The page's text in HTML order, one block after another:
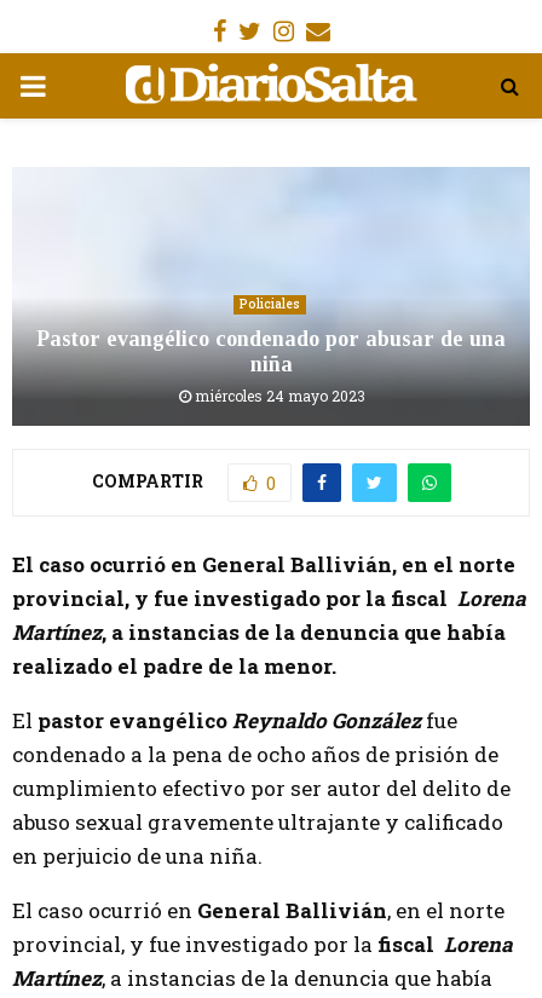
Facebook
Gorjeo
Instagram
Email
MENÚ
Policiales
Pastor evangélico condenado por abusar de una
niña
miércoles 24 mayo 2023
COMPARTIR 0
El caso ocurrió en General Ballivián, en el norte
provincial, y fue investigado por la fiscal Lorena
Martínez, a instancias de la denuncia que había
realizado el padre de la menor.
El pastor evangélicoReynaldo Gonzálezfue
condenado a la pena de ocho años de prisión de
cumplimiento efectivo por ser autor del delito de
abuso sexual gravemente ultrajante y calificado
en perjuicio de una niña.
El caso ocurrió en General Ballivián, en el norte
provincial, y fue investigado por la fiscal Lorena
Martínez, a instancias de la denuncia que había